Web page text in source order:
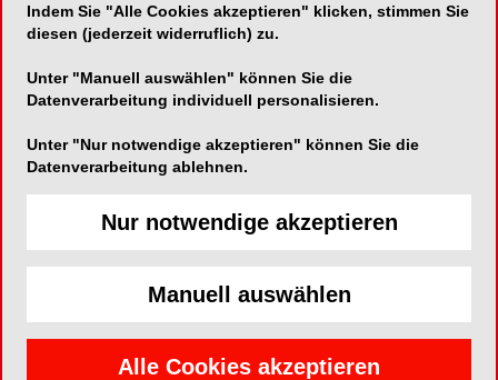
Indem Sie "Alle Cookies akzeptieren" klicken, stimmen Sie
diesen (jederzeit widerruflich) zu.
Unter "Manuell auswählen" können Sie die
Datenverarbeitung individuell personalisieren.
Unter "Nur notwendige akzeptieren" können Sie die
Datenverarbeitung ablehnen.
Nur notwendige akzeptieren
Manuell auswählen
Alle Cookies akzeptieren